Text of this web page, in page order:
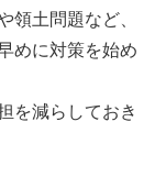
領土問題など、
めに対策を始め
を減らしておき